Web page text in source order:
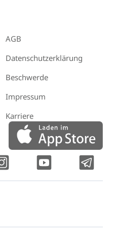
AGB
Datenschutzerklärung
Beschwerde
Impressum
Karriere